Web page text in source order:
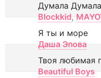
Думала Думала
Blockkid,
Я ты и море
Даша Эпова
Твоя любимая
Beautiful Boys